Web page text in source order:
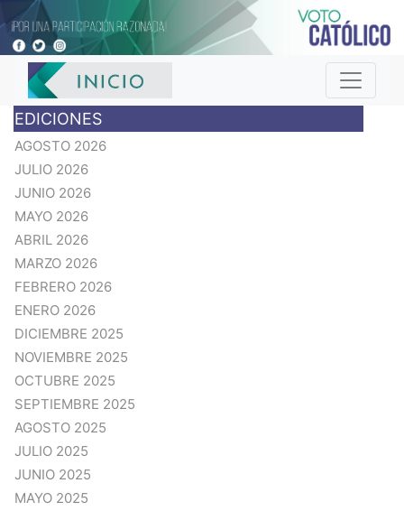
EDICIONES
AGOSTO 2026
JULIO 2026
JUNIO 2026
MAYO 2026
ABRIL 2026
MARZO 2026
FEBRERO 2026
ENERO 2026
DICIEMBRE 2025
NOVIEMBRE 2025
OCTUBRE 2025
SEPTIEMBRE 2025
AGOSTO 2025
JULIO 2025
JUNIO 2025
MAYO 2025